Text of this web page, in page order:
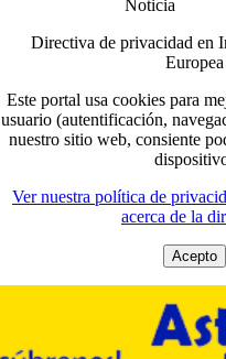
Noticia
Directiva de privacidad en
Europea
Este portal usa cookies para
usuario (autentificación,
nuestro sitio web, consiente
Ver nuestra política de
acerca de la
Acepto